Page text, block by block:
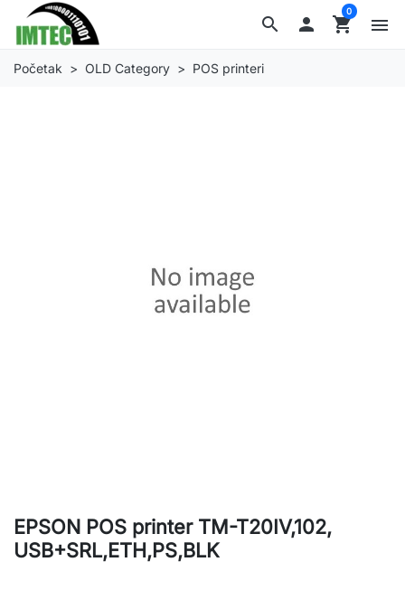
search  shopping_cart
0
menu
Početak OLD Category POS printeri
EPSON POS printer TM-T20IV,102,
USB+SRL,ETH,PS,BLK